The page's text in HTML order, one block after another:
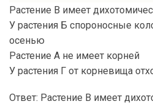
Растение В имеет
У растения Б спороносные
осенью
Растение А не имеет корней
У растения Г от корневища
Ответ: Растение В имеет